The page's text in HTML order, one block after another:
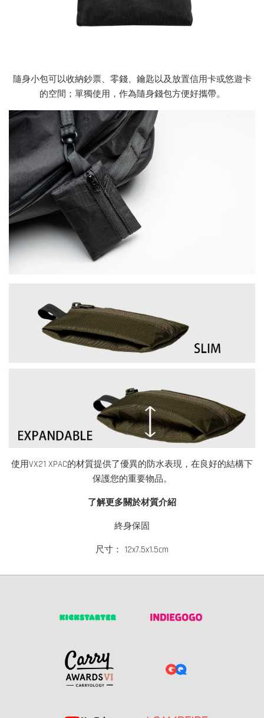
隨身小包可以收納鈔票、零錢、鑰匙以及放置信用卡或悠遊卡
的空間；單獨使用，作為隨身錢包方便好攜帶。
使用VX21 XPAC的材質提供了優異的防水表現，在良好的結構下
保護您的重要物品。
了解更多關於材質介紹
終身保固
尺寸： 12x7.5x1.5cm